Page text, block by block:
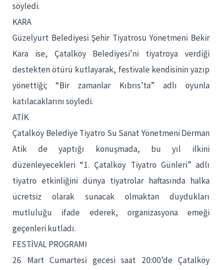
söyledi.
KARA
Güzelyurt Belediyesi Şehir Tiyatrosu Yönetmeni Bekir
Kara ise, Çatalköy Belediyesi’ni tiyatroya verdiği
destekten ötürü kutlayarak, festivale kendisinin yazıp
yönettiği; “Bir zamanlar Kıbrıs’ta” adlı oyunla
katılacaklarını söyledi.
ATİK
Çatalköy Belediye Tiyatro Su Sanat Yönetmeni Derman
Atik de yaptığı konuşmada, bu yıl ilkini
düzenleyecekleri “1. Çatalköy Tiyatro Günleri” adlı
tiyatro etkinliğini dünya tiyatrolar haftasında halka
ücretsiz olarak sunacak olmaktan duydukları
mutluluğu ifade ederek, organizasyona emeği
geçenleri kutladı.
FESTİVAL PROGRAMI
26 Mart Cumartesi gecesi saat 20:00’de Çatalköy